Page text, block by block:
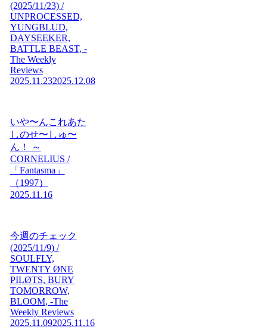
(2025/11/23) /
UNPROCESSED,
YUNGBLUD,
DAYSEEKER,
BATTLE BEAST, -
The Weekly
Reviews
2025.11.232025.12.08
いや〜んこれあた
しのせ〜しゅ〜
ん！ ～
CORNELIUS /
「Fantasma」
（1997）
2025.11.16
今週のチェック
(2025/11/9) /
SOULFLY,
TWENTY ØNE
PILØTS, BURY
TOMORROW,
BLOOM, -The
Weekly Reviews
2025.11.092025.11.16